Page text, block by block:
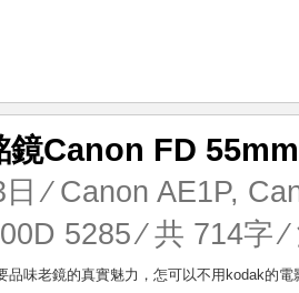
Canon FD
⁄ Canon AE1P,
5285⁄ 共 714字
品味老鏡的真實魅力，怎可以不用kodak的